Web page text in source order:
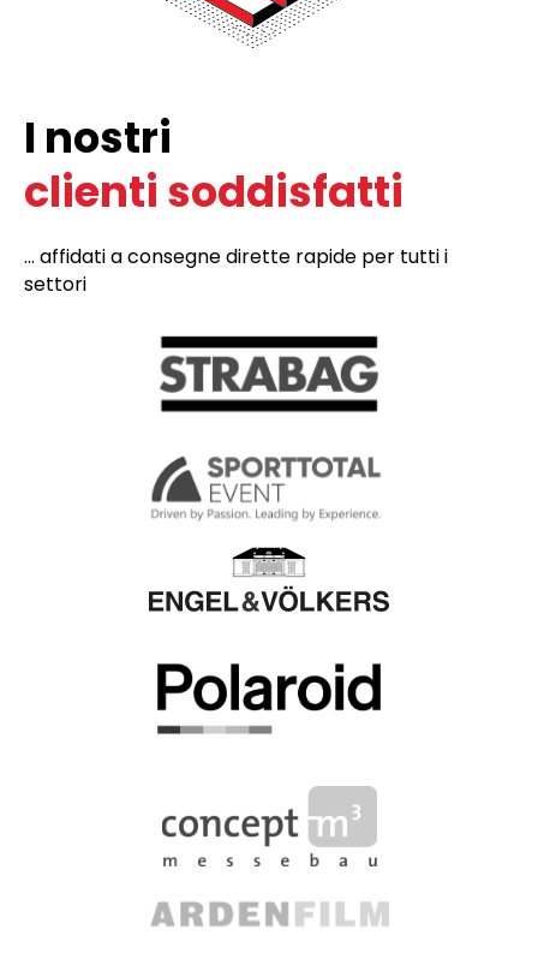
I nostri
clienti soddisfatti
... affidati a consegne dirette rapide per tutti i
settori